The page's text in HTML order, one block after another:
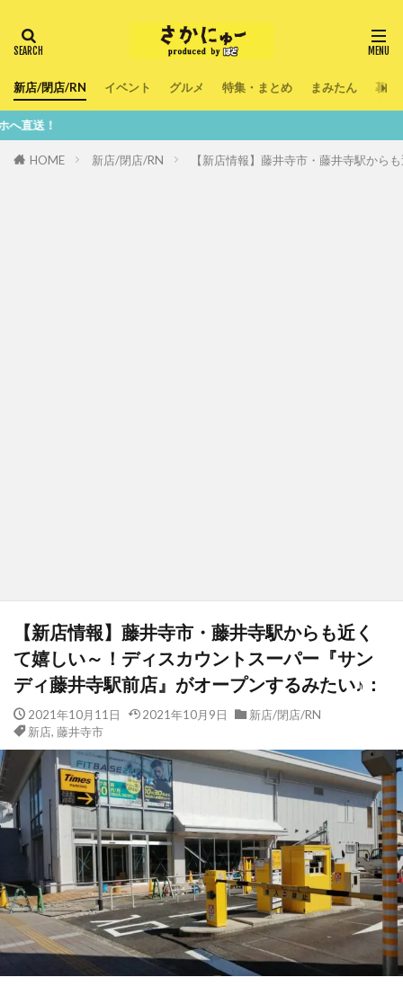
新店/閉店/RN イベント グルメ 特集・まとめ まみたん 暮ら
HOME 新店/閉店/RN 【新店情報】藤井寺市・藤井寺駅から
【新店情報】藤井寺市・藤井寺駅からも近く
て嬉しい～！ディスカウントスーパー『サン
ディ藤井寺駅前店』がオープンするみたい♪：
2021年10月11日 2021年10月9日
新店/閉店/RN
新店, 藤井寺市